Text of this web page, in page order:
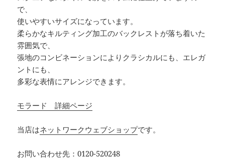
で、
使いやすいサイズになっています。
柔らかなキルティング加工のバックレストが落ち着いた
雰囲気で、
張地のコンビネーションによりクラシカルにも、エレガ
ントにも、
多彩な表情にアレンジできます。
モラード 詳細ページ
当店はネットワークウェブショップです。
お問い合わせ先：0120-520248